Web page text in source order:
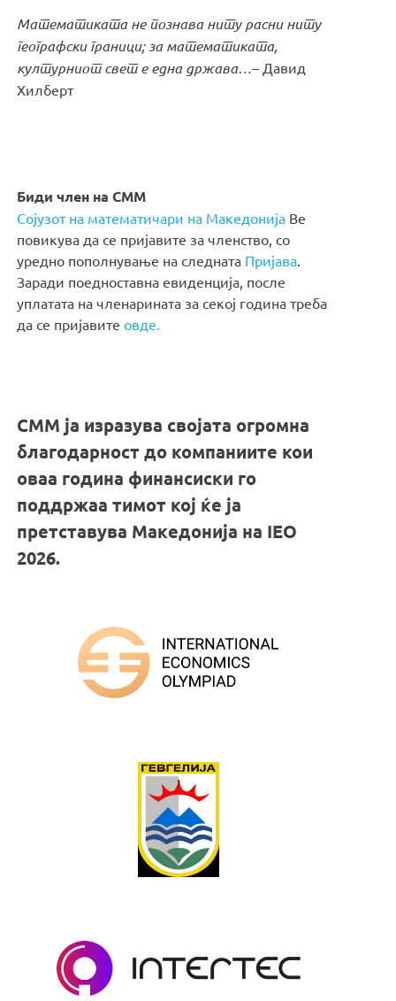
Математиката не познава ниту расни ниту
географски граници; за математиката,
културниот свет е една држава…– Давид
Хилберт
Биди член на СММ
Сојузот на математичари на Македонија Ве
повикува да се пријавите за членство, со
уредно пополнување на следната Пријава
Заради поедноставна евиденција, после
уплатата на членарината за секој година треба
да се пријавитеовде.
СММ ја изразува својата огромна
благодарност до компаниите кои
оваа година финансиски го
поддржаа тимот кој ќе ја
претставува Македонија на IEO
2026.